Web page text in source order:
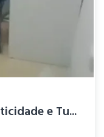
e Tu...